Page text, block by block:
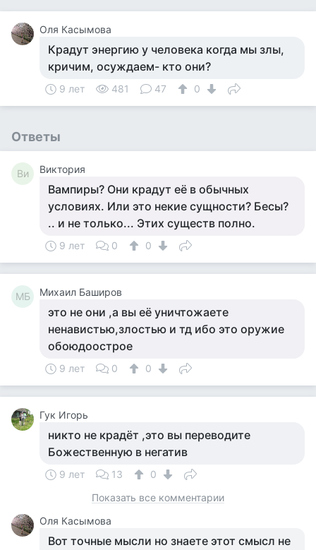
Оля Касымова
Крадут энергию у человека когда мы злы,
кричим, осуждаем- кто они?
9 лет 481 47 0
Ответы
Ви Виктория
Вампиры? Они крадут её в обычных
условиях. Или это некие сущности? Бесы?
.. и не только... Этих существ полно.
9 лет 0 0
МБ Михаил Баширов
это не они ,а вы её уничтожаете
ненавистью,злостью и тд ибо это оружие
обоюдоострое
9 лет 0 0
Гук Игорь
никто не крадёт ,это вы переводите
Божественную в негатив
9 лет 13
0
Показать все комментарии
Оля Касымова
Вот точные мысли но знаете этот смысл не